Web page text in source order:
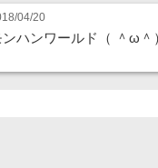
04/20
ンハンワールド（ ＾ω＾